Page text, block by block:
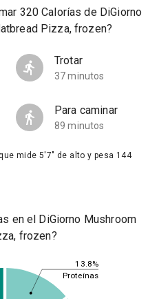
320 Calorías de DiGiorno
Pizza, frozen?
Trotar
37 minutos
Para caminar
89 minutos
mide 5'7" de alto y pesa 144
en el DiGiorno Mushroom
frozen?
13.8%
Proteínas